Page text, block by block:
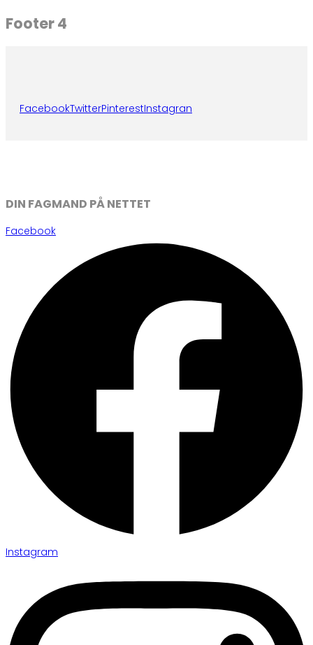
Footer 4
FacebookTwitterPinterestInstagran
DIN FAGMAND PÅ NETTET
Facebook
Instagram